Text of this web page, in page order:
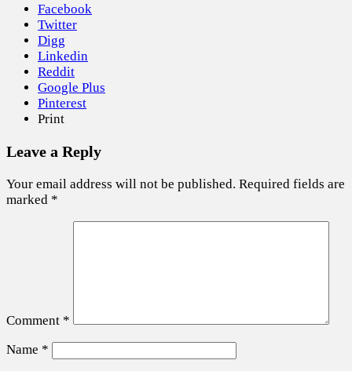
Facebook
Twitter
Digg
Linkedin
Reddit
Google Plus
Pinterest
Print
Leave a Reply
Your email address will not be published. Required fields are
marked *
Comment *
Name *